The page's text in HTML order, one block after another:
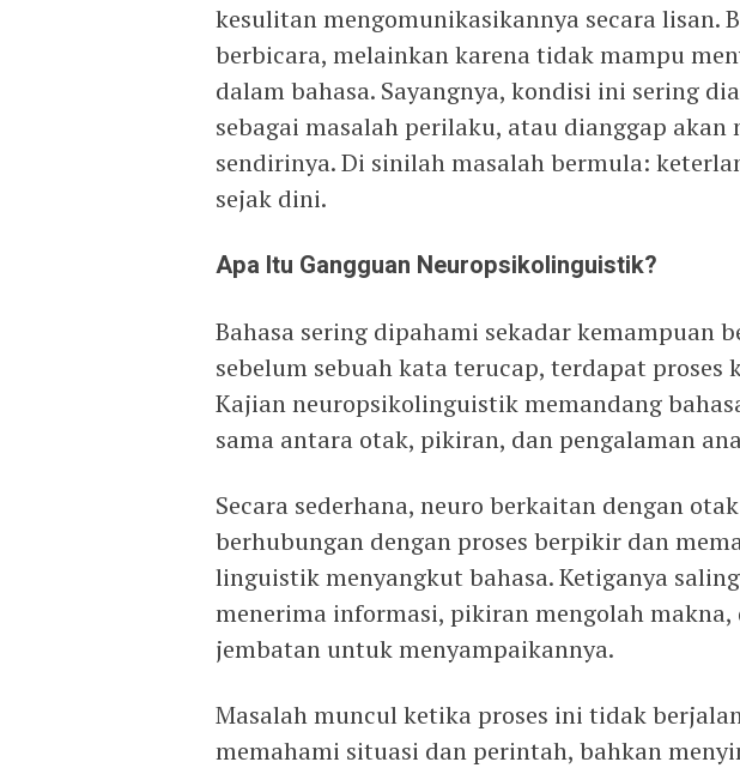
kesulitan mengomunikasikannya secara lisan.
berbicara, melainkan karena tidak mampu
dalam bahasa. Sayangnya, kondisi ini sering
sebagai masalah perilaku, atau dianggap akan
sendirinya. Di sinilah masalah bermula:
sejak dini.
Apa Itu Gangguan Neuropsikolinguistik?
Bahasa sering dipahami sekadar kemampuan
sebelum sebuah kata terucap, terdapat proses
Kajian neuropsikolinguistik memandang
sama antara otak, pikiran, dan pengalaman
Secara sederhana, neuro berkaitan dengan
berhubungan dengan proses berpikir dan
linguistik menyangkut bahasa. Ketiganya
menerima informasi, pikiran mengolah makna,
jembatan untuk menyampaikannya.
Masalah muncul ketika proses ini tidak
memahami situasi dan perintah, bahkan